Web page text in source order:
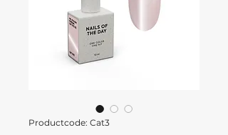
Productcode: Cat3